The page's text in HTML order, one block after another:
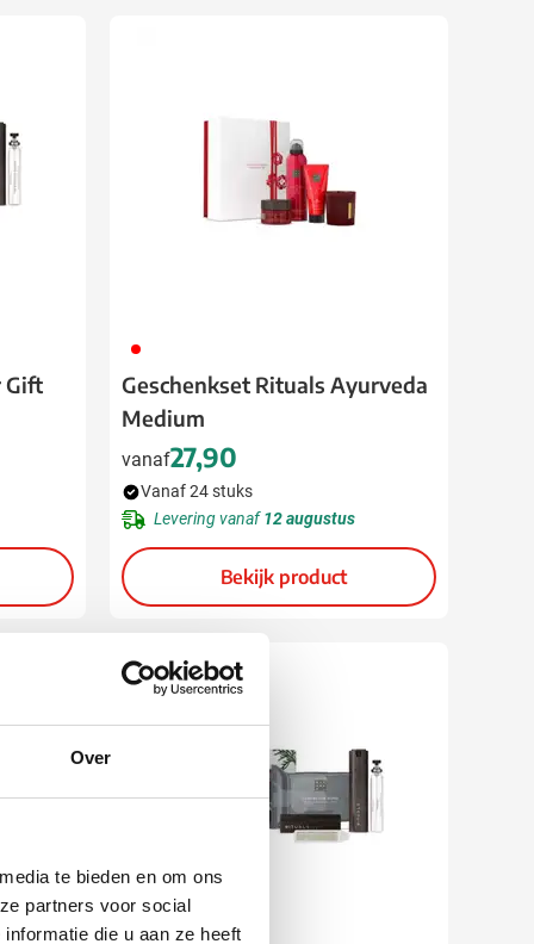
Over
te bieden en om ons
partners voor social
die u aan ze heeft
Gift
008
Geschenkset Rituals Ayurveda
Medium
vanaf27,90
Vanaf 24 stuks
Levering vanaf12 augustus
Bekijk product